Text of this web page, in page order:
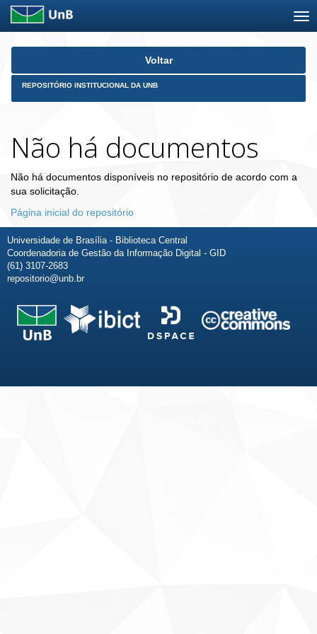
Skip
Voltar
REPOSITÓRIO INSTITUCIONAL DA UNB
Não há documentos
Não há documentos disponíveis no repositório de acordo com a
sua solicitação.
Página inicial do repositório
Universidade de Brasília - Biblioteca Central
Coordenadoria de Gestão da Informação Digital - GID
(61) 3107-2683
repositorio@unb.br